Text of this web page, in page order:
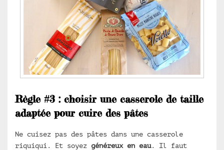
Règle #3 : choisir une casserole de taille
adaptée pour cuire des pâtes
Ne cuisez pas des pâtes dans une casserole
riquiqui. Et soyez généreux en eau. Il faut